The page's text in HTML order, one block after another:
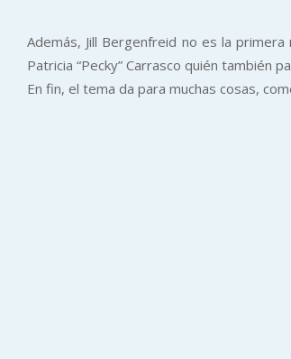
Además, Jill Bergenfreid no es la primera
Patricia “Pecky” Carrasco quién también
En fin, el tema da para muchas cosas,